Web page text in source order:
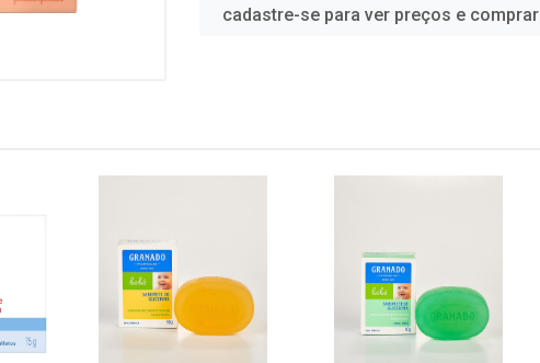
cadastre-se para ver preços e comprar